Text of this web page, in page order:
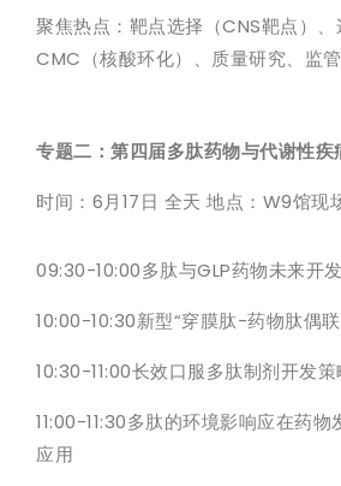
聚焦热点：靶点选择（CNS靶点）、
CMC（核酸环化）、质量研究、监
专题二：第四届多肽药物与代谢性疾
时间：6月17日 全天 地点：W9馆现
09:30-10:00多肽与GLP药物未来开
10:00-10:30新型“穿膜肽-药物肽偶
10:30-11:00长效口服多肽制剂开发策
11:00-11:30多肽的环境影响应在药
应用